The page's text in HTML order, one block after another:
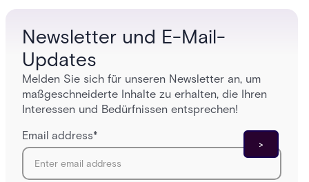
Newsletter und E-Mail-
Updates
Melden Sie sich für unseren Newsletter an, um
maßgeschneiderte Inhalte zu erhalten, die Ihren
Interessen und Bedürfnissen entsprechen!
Email address*